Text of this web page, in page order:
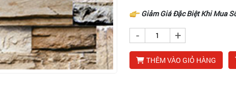
Giảm Giá Đặc Biệt Khi Mua
- +
THÊM VÀO GIỎ HÀNG